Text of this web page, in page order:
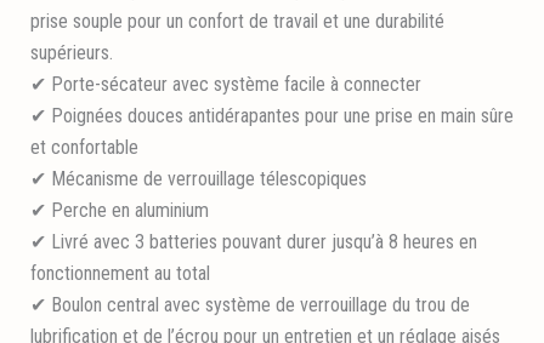
prise souple pour un confort de travail et une durabilité
supérieurs.
✔ Porte-sécateur avec système facile à connecter
✔ Poignées douces antidérapantes pour une prise en main sûre
et confortable
✔ Mécanisme de verrouillage télescopiques
✔ Perche en aluminium
✔ Livré avec 3 batteries pouvant durer jusqu’à 8 heures en
fonctionnement au total
✔ Boulon central avec système de verrouillage du trou de
lubrification et de l’écrou pour un entretien et un réglage aisés